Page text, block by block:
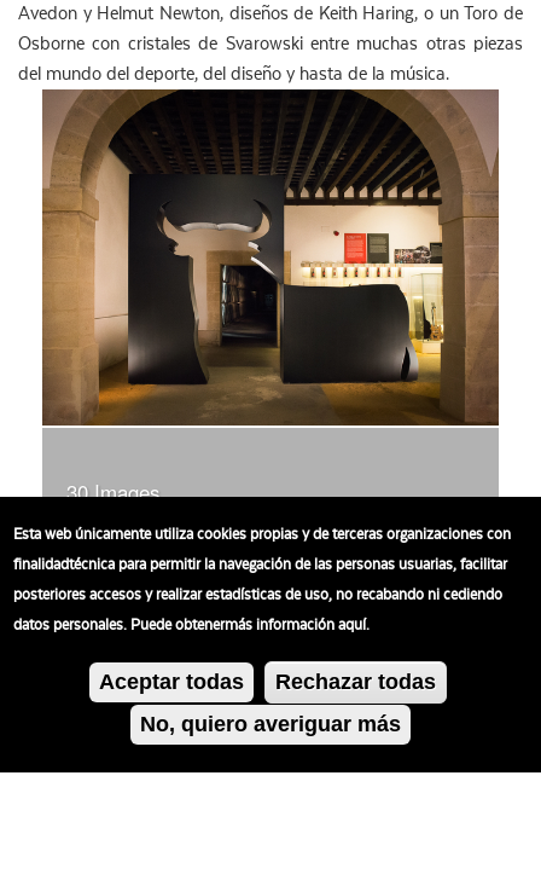
Avedon y Helmut Newton, diseños de Keith Haring, o un Toro de
Osborne con cristales de Svarowski entre muchas otras piezas
del mundo del deporte, del diseño y hasta de la música.
30 Images
VIEW GALLERY
Esta web únicamente utiliza cookies propias y de terceras organizaciones con
finalidadtécnica para permitir la navegación de las personas usuarias, facilitar
posteriores accesos y realizar estadísticas de uso, no recabando ni cediendo
datos personales. Puede obtenermás información aquí.
Aceptar todas
Rechazar todas
No, quiero averiguar más